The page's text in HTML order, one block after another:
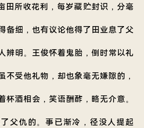
田所收花利，每岁藏贮封识，分毫
备细，也有议论他得了田业息了父
辨明。王俊怀着鬼胎，倒时常以礼
不受他礼物，却也象毫无嫌隙的，
杯酒相会，笑语酬酢，略无介意。
父仇的。事已渐冷，径没人提起